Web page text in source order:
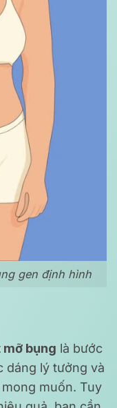
gen định hình
mỡ bụng là bước
dáng lý tưởng và
muốn. Tuy